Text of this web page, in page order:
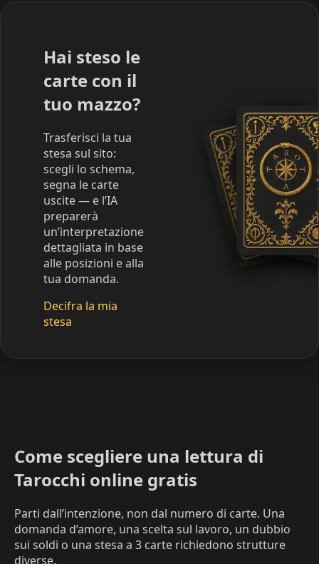
Hai steso le
carte con il
tuo mazzo?
Trasferisci la tua
stesa sul sito:
scegli lo schema,
segna le carte
uscite — e l’IA
preparerà
un’interpretazione
dettagliata in base
alle posizioni e alla
tua domanda.
Decifra la mia
stesa
Come scegliere una lettura di
Tarocchi online gratis
Parti dall’intenzione, non dal numero di carte. Una
domanda d’amore, una scelta sul lavoro, un dubbio
sui soldi o una stesa a 3 carte richiedono strutture
diverse.